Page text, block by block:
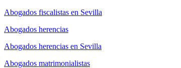
Abogados fiscalistas en Sevilla
Abogados herencias
Abogados herencias en Sevilla
Abogados matrimonialistas